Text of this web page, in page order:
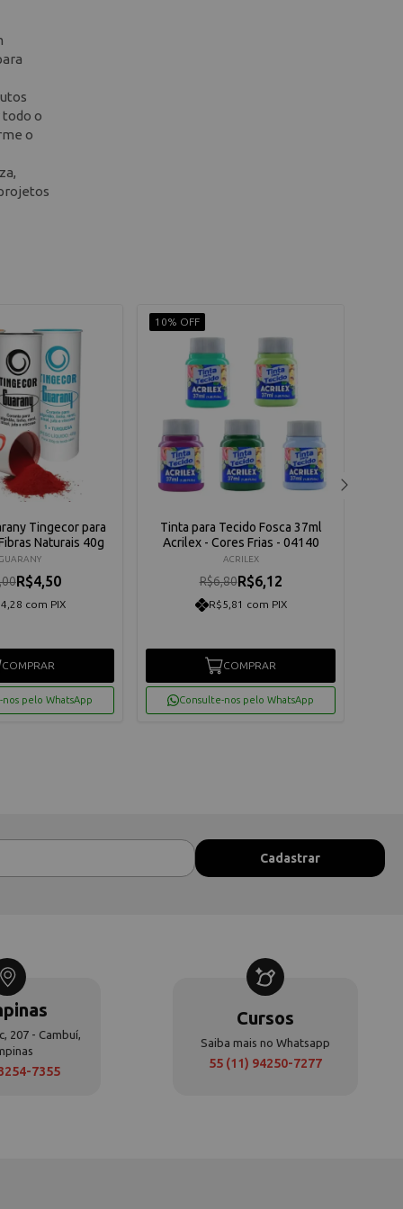
o
o
Tingecor para
Naturais 40g
R$4,50
com PIX
COMPRAR
nos pelo WhatsApp
10% OFF
Tinta para Tecido Fosca 37ml
Acrilex - Cores Frias - 04140
ACRILEX
R$6,80R$6,12
R$5,81 com PIX
COMPRAR
Consulte-nos pelo WhatsApp
207 - Cambuí,
7355
Cursos
Saiba mais no Whatsapp
55 (11) 94250-7277